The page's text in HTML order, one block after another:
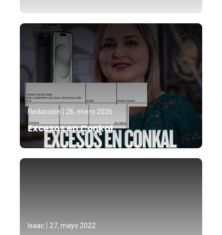
Redacción 26, enero 2026
Excesos en Conkal
Isaac 27, mayo 2022